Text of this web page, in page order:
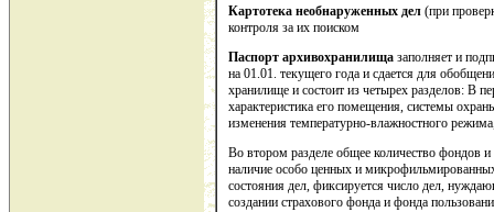
Картотека необнаруженных дел (при
контроля за их поиском
Паспорт архивохранилища заполняет и
на 01.01. текущего года и сдается для
хранилище и состоит из четырех разделов: В
характеристика его помещения, системы
изменения температурно-влажностного
Во втором разделе общее количество фондов
наличие особо ценных и
состояния дел, фиксируется число дел,
создании страхового фонда и фонда